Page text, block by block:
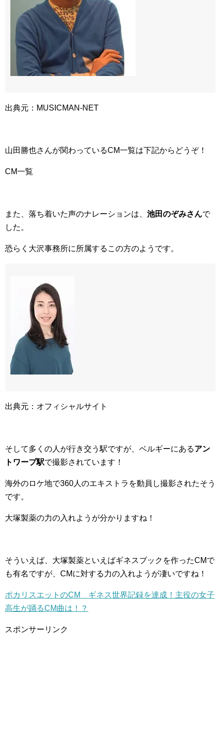
出典元：MUSICMAN-NET
山田勝也さんが関わっているCM一覧は下記からどうぞ！
CM一覧
また、落ち着いた声のナレーションは、 池田のぞみさんで
した。
恐らく大沢事務所に所属するこの方のようです。
出典元：オフィシャルサイト
そして多くの人が行き交う駅ですが、ベルギーにあるアン
トワープ駅で撮影されています！
海外のロケ地で360人のエキストラを動員し撮影されたそう
です。
大塚製薬の力の入れようが分かりますね！
そういえば、大塚製薬といえばギネスブックを作ったCMで
も有名ですが、CMに対する力の入れようが凄いですね！
ポカリスエットのCM ギネス世界記録を達成！主役の女子
高生が踊るCM曲は！？
スポンサーリンク